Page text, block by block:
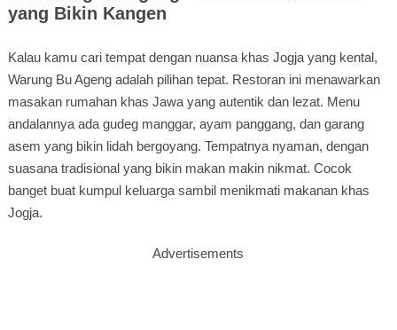
yang Bikin Kangen
Kalau kamu cari tempat dengan nuansa khas Jogja yang kental,
Warung Bu Ageng adalah pilihan tepat. Restoran ini menawarkan
masakan rumahan khas Jawa yang autentik dan lezat. Menu
andalannya ada gudeg manggar, ayam panggang, dan garang
asem yang bikin lidah bergoyang. Tempatnya nyaman, dengan
suasana tradisional yang bikin makan makin nikmat. Cocok
banget buat kumpul keluarga sambil menikmati makanan khas
Jogja.
Advertisements